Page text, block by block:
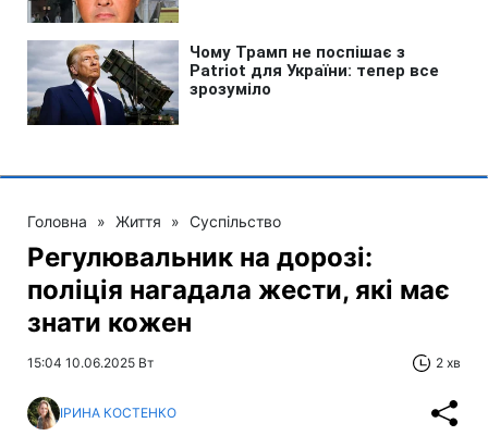
Головна » Життя » Суспільство
Регулювальник на дорозі:
поліція нагадала жести, які має
знати кожен
15:04 10.06.2025 Вт 2 хв
ІРИНА КОСТЕНКО